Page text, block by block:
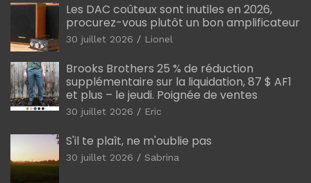
Les DAC coûteux sont inutiles en 2026,
procurez-vous plutôt un bon amplificateur
30 juillet 2026 Lionel
Brooks Brothers 25 % de réduction
supplémentaire sur la liquidation, 87 $ AF1
et plus – le jeudi. Poignée de ventes
30 juillet 2026 Eric
S'il te plaît, ne m'oublie pas
30 juillet 2026 Sabrina